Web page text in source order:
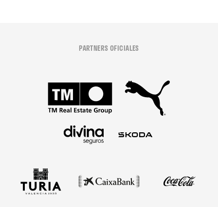
PARTNERS OFICIALES